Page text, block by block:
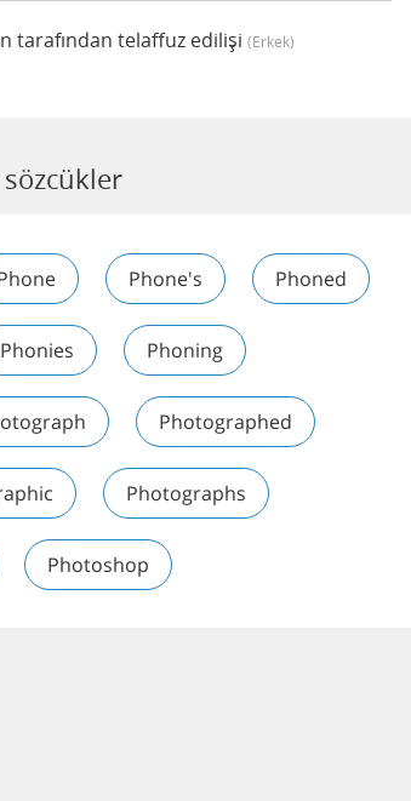
tarafından telaffuz edilişi (erkek)
Phone's Phoned
Phonies Phoning
Photographed
Photographs
Photoshop